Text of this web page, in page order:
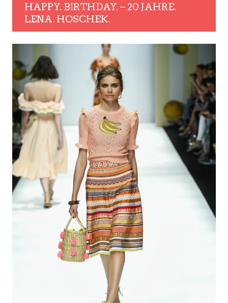
HAPPY. BIRTHDAY. – 20 JAHRE.
LENA. HOSCHEK.